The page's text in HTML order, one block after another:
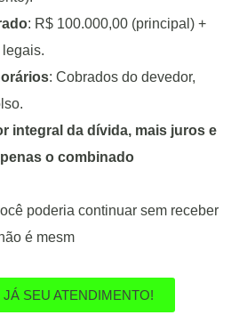
: R$ 100.000,00 (principal) +
: Cobrados do devedor,
integral da dívida, mais juros e
o combinado
poderia continuar sem receber
é mesm
SEU ATENDIMENTO!